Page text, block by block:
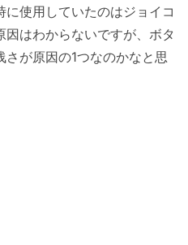
使用していたのはジョイコ
はわからないですが、ボタ
が原因の1つなのかなと思